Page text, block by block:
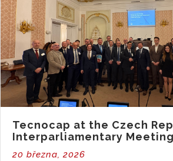
Tecnocap at the Czech
Interparliamentary Meeting
20 března, 2026